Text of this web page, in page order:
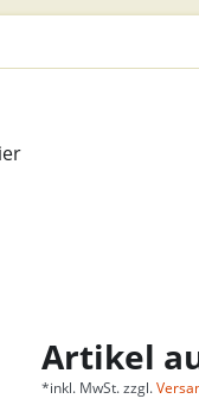
Artikel
*inkl. MwSt. zzgl.